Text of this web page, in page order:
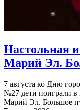
Настольная
Марий Эл.
7 августа ко Дню
№27 дети поиграли в
Марий Эл. Большое